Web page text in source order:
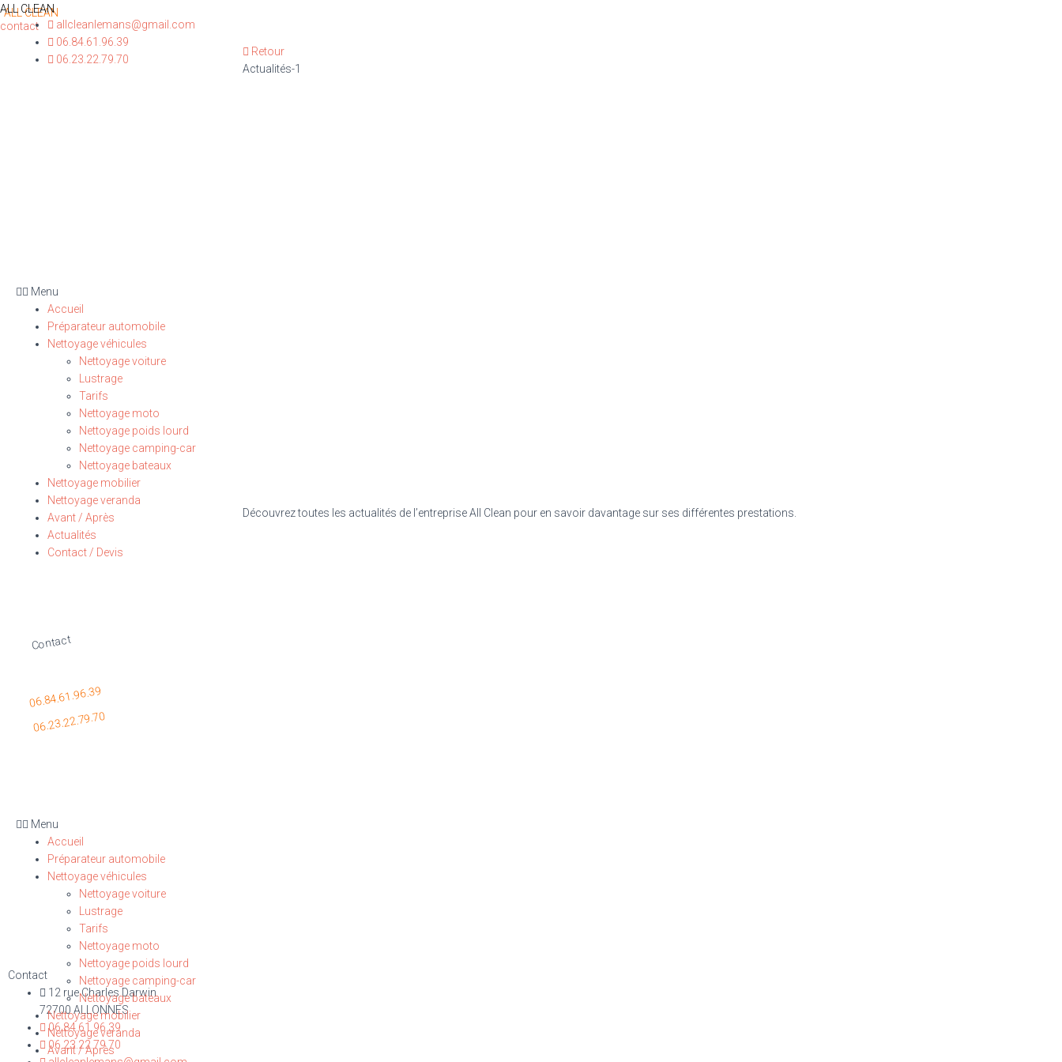
allcleanlemans@gmail.com
06.84.61.96.39
06.23.22.79.70
Menu
Accueil
Préparateur automobile
Nettoyage véhicules
Nettoyage voiture
Lustrage
Tarifs
Nettoyage moto
Nettoyage poids lourd
Nettoyage camping-car
Nettoyage bateaux
Nettoyage mobilier
Nettoyage veranda
Avant / Après
Actualités
Contact / Devis
Menu
Accueil
Préparateur automobile
Nettoyage véhicules
Nettoyage voiture
Lustrage
Tarifs
Nettoyage moto
Nettoyage poids lourd
Nettoyage camping-car
Nettoyage bateaux
Nettoyage mobilier
Nettoyage veranda
Avant / Après
ALL CLEAN
contact
Retour
Actualités-1
Découvrez toutes les actualités de l’entreprise All Clean pour en savoir davantage sur ses différentes prestations.
Contact
06.84.61.96.39
06.23.22.79.70
Contact
12 rue Charles Darwin
72700 ALLONNES
06.84.61.96.39
06.23.22.79.70